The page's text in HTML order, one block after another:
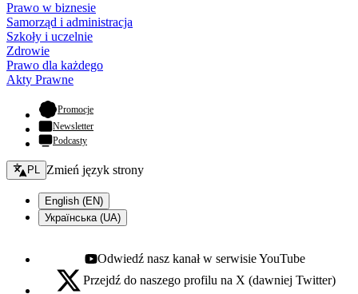
Prawo w biznesie
Samorząd i administracja
Szkoły i uczelnie
Zdrowie
Prawo dla każdego
Akty Prawne
Promocje- otwiera się w nowej karcie
Newsletter
Podcasty
Zmień język - bieżący:
PL Zmień język strony
English (EN)
Українська (UA)
Youtube - otwiera się w nowej karcie
Odwiedź nasz kanał w serwisie YouTube
X - otwiera się w nowej karcie
Przejdź do naszego profilu na X (dawniej Twitter)